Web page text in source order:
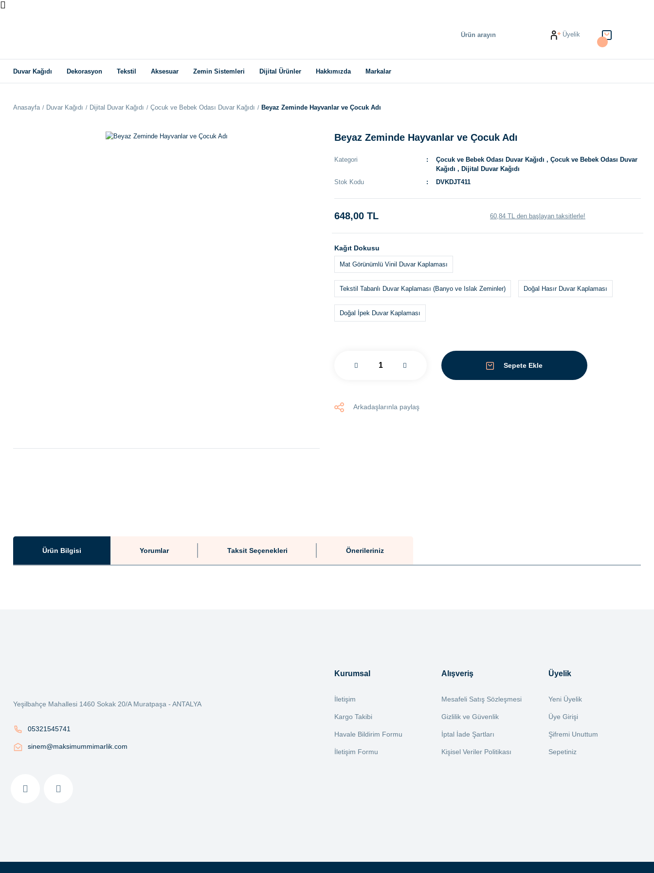
Üyelik
Duvar Kağıdı Dekorasyon Tekstil Aksesuar Zemin Sistemleri Dijital Ürünler Hakkımızda Markalar
Anasayfa Duvar Kağıdı Dijital Duvar Kağıdı Çocuk ve Bebek Odası Duvar Kağıdı Beyaz Zeminde Hayvanlar ve Çocuk Adı
Beyaz Zeminde Hayvanlar ve Çocuk Adı
Kategori Çocuk ve Bebek Odası Duvar Kağıdı , Çocuk ve Bebek Odası Duvar
Kağıdı , Dijital Duvar Kağıdı
Stok Kodu
DVKDJT411
648,00 TL 60,84 TL den başlayan taksitlerle!
Kağıt Dokusu
Mat Görünümlü Vinil Duvar Kaplaması
Tekstil Tabanlı Duvar Kaplaması (Banyo ve Islak Zeminler) Doğal Hasır Duvar Kaplaması
Doğal İpek Duvar Kaplaması
Sepete Ekle
Arkadaşlarınla paylaş
Ürün Bilgisi Yorumlar Taksit Seçenekleri Önerileriniz
Bu ürüne benzer farklı alternatifler olmalı.
Yeşilbahçe Mahallesi 1460 Sokak 20/A Muratpaşa - ANTALYA
05321545741
sinem@maksimummimarlik.com
Kurumsal
İletişim
Kargo Takibi
Havale Bildirim Formu
İletişim Formu
Alışveriş
Mesafeli Satış Sözleşmesi
Gizlilik ve Güvenlik
İptal İade Şartları
Kişisel Veriler Politikası
Üyelik
Yeni Üyelik
Üye Girişi
Şifremi Unuttum
Sepetiniz